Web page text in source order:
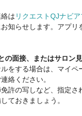
払い】
ワークもOK!!
度
告システムを使えます。
サポートを受けられま
務委託)は不安という方
上拡大をさせて頂いて
からの信頼)
は リクエストQJナビア
知らせします。アプリ
の面接、またはサロン見
をする場合は、マイペ
絡ください。
許の写しなど、指定さ
ておきましょう。